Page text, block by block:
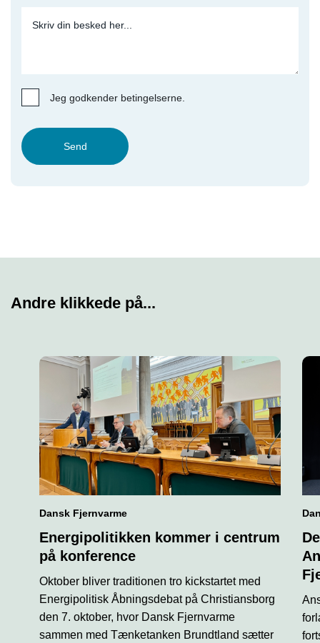
Jeg godkender betingelserne.
Send
Andre klikkede på...
Dansk Fjernvarme
Energipolitikken kommer i centrum
på konference
Oktober bliver traditionen tro kickstartet med
Energipolitisk Åbningsdebat på Christiansborg
den 7. oktober, hvor Dansk Fjernvarme
sammen med Tænketanken Brundtland sætter